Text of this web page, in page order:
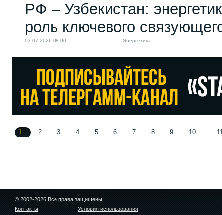
РФ – Узбекистан:
роль ключевого
03.07.2026 08:00 Энергетика
1 2 3 4 5 6 7 8 9 10
© 2002-2026 Все права защищены
Контакты
Условия использования